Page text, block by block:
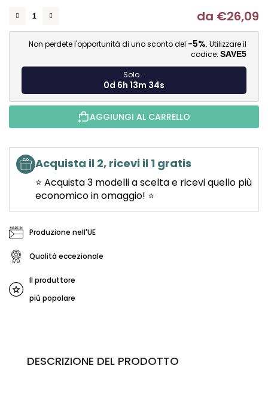
da €26,09
Non perdete l'opportunità di uno sconto del -5%. Utilizzare il
codice: SAVE5
Solo...
0d 6h 13m 33s
AGGIUNGI AL CARRELLO
Acquista il 2, ricevi il 1 gratis
⭐ Acquista 3 modelli a scelta e ricevi quello più
economico in omaggio! ⭐
Produzione nell'UE
Qualità eccezionale
Il produttore
più popolare
DESCRIZIONE DEL PRODOTTO